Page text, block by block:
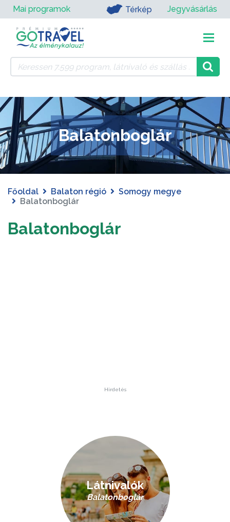
Mai programok Térkép Jegyvásárlás
Balatonboglár
Főoldal Balaton régió
Somogy megye
Balatonboglár
Balatonboglár
Hirdetés
Látnivalók
Balatonboglár